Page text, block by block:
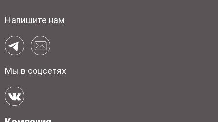
Напишите нам
Мы в соцсетях